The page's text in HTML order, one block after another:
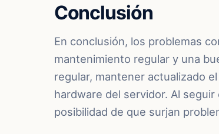
Conclusión
En conclusión, los problemas
mantenimiento regular y una
regular, mantener actualizado
hardware del servidor. Al
posibilidad de que surjan